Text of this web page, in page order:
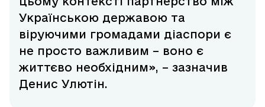
Українською державою та
віруючими громадами діаспори є
не просто важливим – воно є
життєво необхідним», – зазначив
Денис Улютін.